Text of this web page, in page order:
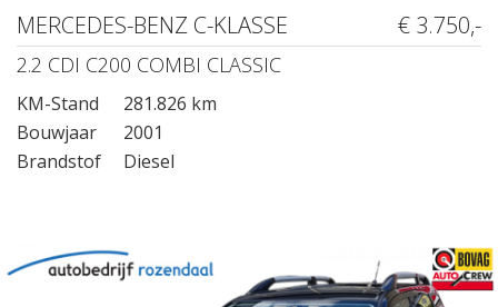
MERCEDES-BENZ C-KLASSE € 3.750,-
2.2 CDI C200 COMBI CLASSIC
KM-Stand
281.826 km
Bouwjaar
2001
Brandstof
Diesel